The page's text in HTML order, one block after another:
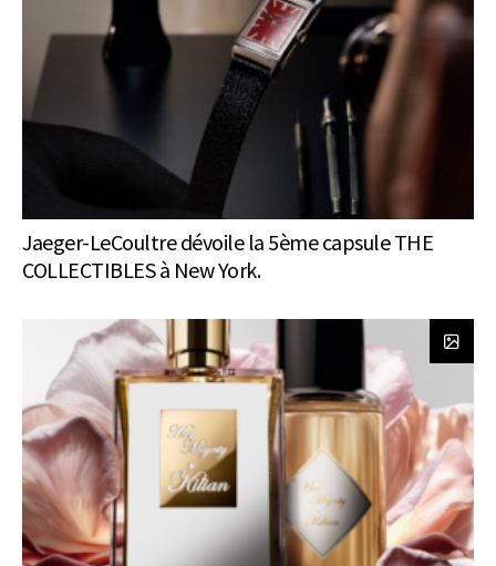
Jaeger-LeCoultre dévoile la 5ème capsule THE
COLLECTIBLES à New York.